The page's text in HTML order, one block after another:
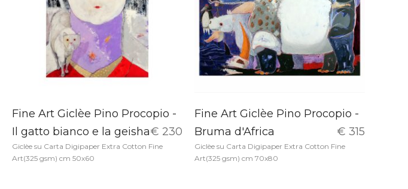
Fine Art Giclèe Pino Procopio -
Il gatto bianco e la geisha€ 230
Giclèe su Carta Digipaper Extra Cotton Fine
Art(325 gsm) cm 50x60
Fine Art Giclèe Pino Procopio -
Bruma d'Africa
€ 315
Giclèe su Carta Digipaper Extra Cotton Fine
Art(325 gsm) cm 70x80